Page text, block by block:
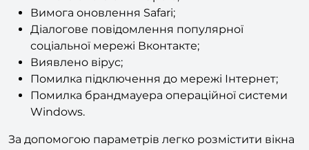
Вимога оновлення Safari;
Діалогове повідомлення популярної
соціальної мережі Вконтакте;
Виявлено вірус;
Помилка підключення до мережі Інтернет;
Помилка брандмауера операційної системи
Windows.
За допомогою параметрів легко розмістити вікна